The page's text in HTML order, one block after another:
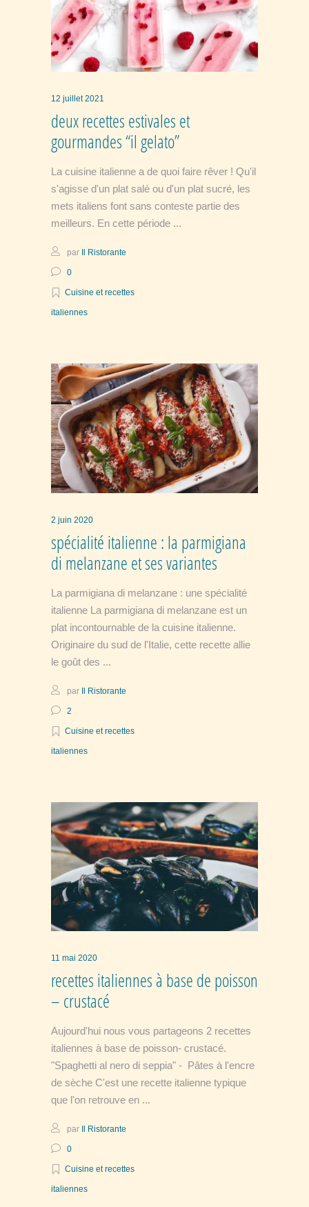
12 juillet 2021
deux recettes estivales et
gourmandes “il gelato”
La cuisine italienne a de quoi faire rêver ! Qu'il
s'agisse d'un plat salé ou d'un plat sucré, les
mets italiens font sans conteste partie des
meilleurs. En cette période
par Il Ristorante
0
Cuisine et recettes
italiennes
2 juin 2020
spécialité italienne : la parmigiana
di melanzane et ses variantes
La parmigiana di melanzane : une spécialité
italienne La parmigiana di melanzane est un
plat incontournable de la cuisine italienne.
Originaire du sud de l'Italie, cette recette allie
le goût des
par Il Ristorante
2
Cuisine et recettes
italiennes
11 mai 2020
recettes italiennes à base de poisson
– crustacé
Aujourd'hui nous vous partageons 2 recettes
italiennes à base de poisson- crustacé.
"Spaghetti al nero di seppia" - Pâtes à l'encre
de sèche C'est une recette italienne typique
que l'on retrouve en
par Il Ristorante
0
Cuisine et recettes
italiennes